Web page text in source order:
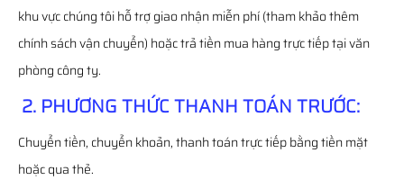
khu vực chúng tôi hỗ trợ giao nhận miễn phí (tham khảo thêm
chính sách vận chuyển) hoặc trả tiền mua hàng trực tiếp tại văn
phòng công ty.
2. PHƯƠNG THỨC THANH TOÁN TRƯỚC:
Chuyển tiền, chuyển khoản, thanh toán trực tiếp bằng tiền mặt
hoặc qua thẻ.